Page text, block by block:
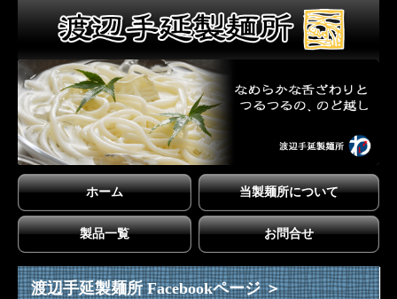
ホーム 当製麺所について
製品一覧 お問合せ
渡辺手延製麺所 Facebookページ ＞